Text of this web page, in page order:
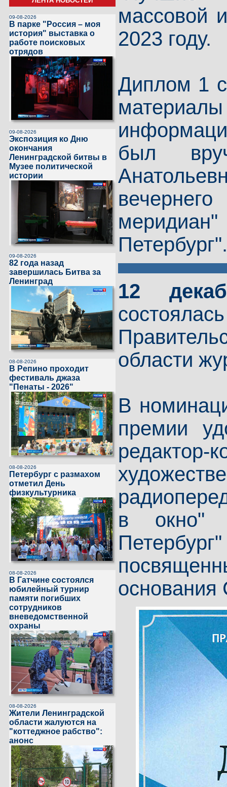
09-08-2026
В парке "Россия – моя
история" выставка о
работе поисковых
отрядов
09-08-2026
Экспозиция ко Дню
окончания
Ленинградской битвы в
Музее политической
истории
09-08-2026
82 года назад
завершилась Битва за
Ленинград
08-08-2026
В Репино проходит
фестиваль джаза
"Пенаты - 2026"
08-08-2026
Петербург с размахом
отметил День
физкультурника
08-08-2026
В Гатчине состоялся
юбилейный турнир
памяти погибших
сотрудников
вневедомственной
охраны
08-08-2026
Жители Ленинградской
области жалуются на
"коттеджное рабство":
анонс
массовой
2023 году.
Диплом 1
был
Петербург".
12
области
В
премии
в окно"
основания